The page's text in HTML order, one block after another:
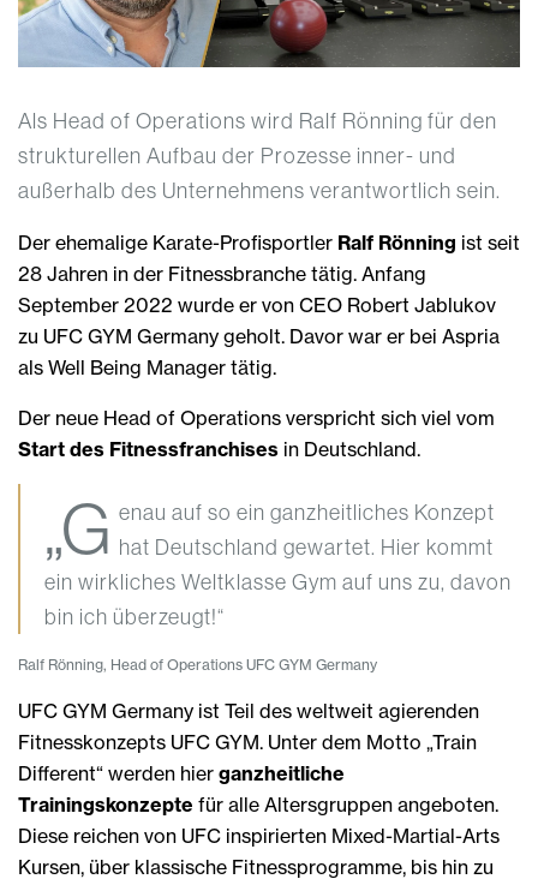
Als Head of Operations wird Ralf Rönning für den
strukturellen Aufbau der Prozesse inner- und
außerhalb des Unternehmens verantwortlich sein.
Der ehemalige Karate-Profisportler Ralf Rönning ist seit
28 Jahren in der Fitnessbranche tätig. Anfang
September 2022 wurde er von CEO Robert Jablukov
zu UFC GYM Germany geholt. Davor war er bei Aspria
als Well Being Manager tätig.
Der neue Head of Operations verspricht sich viel vom
Start des Fitnessfranchises in Deutschland.
„G enau auf so ein ganzheitliches Konzept
hat Deutschland gewartet. Hier kommt
ein wirkliches Weltklasse Gym auf uns zu, davon
bin ich überzeugt!“
Ralf Rönning, Head of Operations UFC GYM Germany
UFC GYM Germany ist Teil des weltweit agierenden
Fitnesskonzepts UFC GYM. Unter dem Motto „Train
Different“ werden hier ganzheitliche
Trainingskonzepte für alle Altersgruppen angeboten.
Diese reichen von UFC inspirierten Mixed-Martial-Arts
Kursen, über klassische Fitnessprogramme, bis hin zu